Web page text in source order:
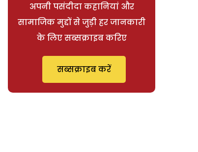
अपनी पसंदीदा कहानियां और
सामाजिक मुद्दों से जुड़ी हर जानकारी
के लिए सब्सक्राइब करिए
सब्सक्राइब करें